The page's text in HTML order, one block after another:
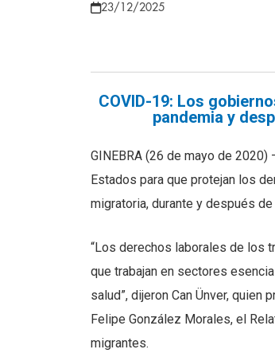
23/12/2025
COVID-19: Los
pandemia y
GINEBRA (26 de mayo de
Estados para que protejan los
migratoria, durante y después
“Los derechos laborales de los
que trabajan en sectores
salud”, dijeron Can Ünver,
Felipe González Morales, el
migrantes.